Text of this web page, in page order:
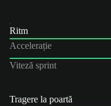
Ritm
Accelerație
Viteză sprint
Tragere la poartă